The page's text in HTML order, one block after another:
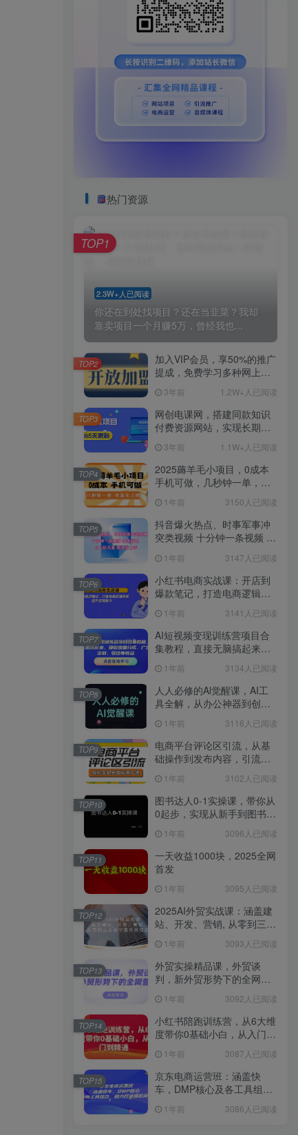
热门资源
2.3W+人已阅读
你还在到处找项目？还在当韭菜？我却
靠卖项目一个月赚5万，曾经我也...
TOP1
加入VIP会员，享50%的推广
提成，免费学习多种网上创
3年前 1.2W+人已阅读
TOP2
网创电课网，搭建同款知识
付费资源网站，实现长期稳
3年前 1.1W+人已阅读
TOP3
2025薅羊毛小项目，0成本
手机可做，几秒钟一单，收
1年前 3150人已阅读
TOP4
抖音爆火热点、时事军事冲
突类视频 十分钟一条视频 条
手 1年前 3147人已阅读
TOP5
小红书电商实战课：开店到
爆款笔记，打造电商逻辑体
1年前 3141人已阅读
TOP6
AI短视频变现训练营项目合
集教程，直接无脑搞起来，
制、收徒等收益
1年前 3134人已阅读
TOP7
人人必修的Al觉醒课，AI工
具全解，从办公神器到创意
1年前 3116人已阅读
TOP8
电商平台评论区引流，从基
础操作到发布内容，引流技
1年前 3102人已阅读
TOP9
图书达人0-1实操课，带你从
0起步，实现从新手到图书达
1年前 3096人已阅读
TOP10
一天收益1000块，2025全网
首发
1年前 3095人已阅读
TOP11
2025AI外贸实战课：涵盖建
站、开发、营销, 从零到三全
1年前 3093人已阅读
TOP12
外贸实操精品课，外贸谈
判，新外贸形势下的全网营
1年前 3092人已阅读
TOP13
小红书陪跑训练营，从6大维
度带你0基础小白，从入门到
1年前 3087人已阅读
TOP14
京东电商运营班：涵盖快
车，DMP核心及各工具组
1年前 3086人已阅读
TOP15